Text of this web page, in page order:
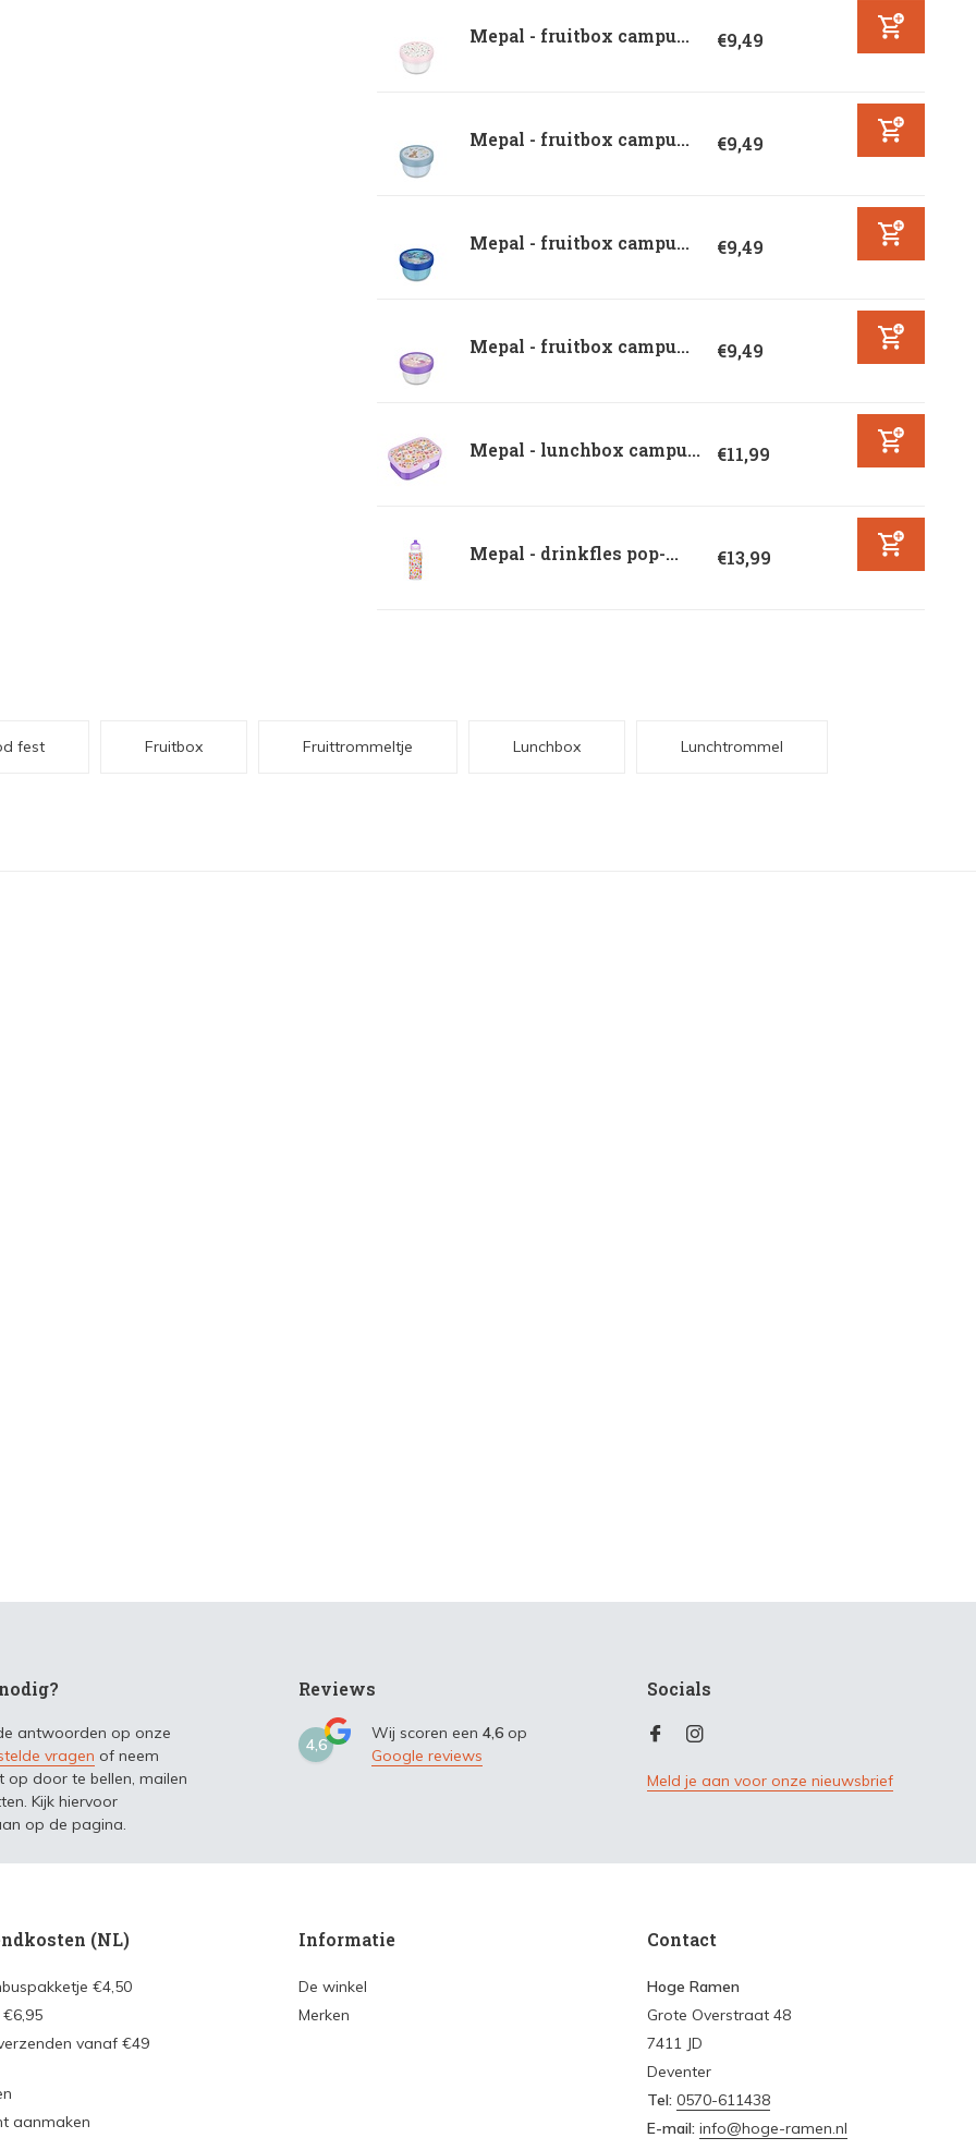
Mepal - fruitbox campu... €9,49
Mepal - fruitbox campu... €9,49
Mepal - fruitbox campu... €9,49
Mepal - fruitbox campu... €9,49
Mepal - lunchbox campu... €11,99
Mepal - drinkfles pop-... €13,99
fest Fruitbox Fruittrommeltje Lunchbox Lunchtrommel
antwoorden op onze
vragen of neem
op door te bellen, mailen
Kijk hiervoor
op de pagina.
Reviews
4,6
Wij scoren een 4,6 op
Google reviews
Socials
Meld je aan voor onze nieuwsbrief
(NL)
€4,50
vanaf €49
aanmaken
Informatie
De winkel
Merken
Contact
Hoge Ramen
Grote Overstraat 48
7411 JD
Deventer
Tel: 0570-611438
E-mail: info@hoge-ramen.nl